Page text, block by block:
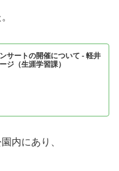
サートの開催について - 軽井
ジ（生涯学習課）
内にあり、